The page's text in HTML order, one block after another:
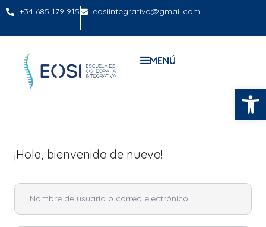
+34 685 179 915 eosiintegrativo@gmail.com
MENÚ
¡Hola, bienvenido de nuevo!